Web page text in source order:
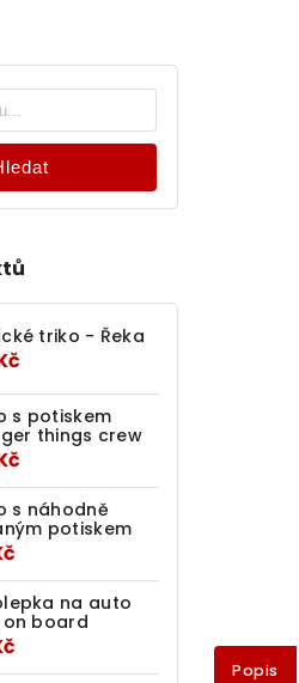
triko - Řeka
s potiskem
things crew
s náhodně
potiskem
na auto
on board
Popis